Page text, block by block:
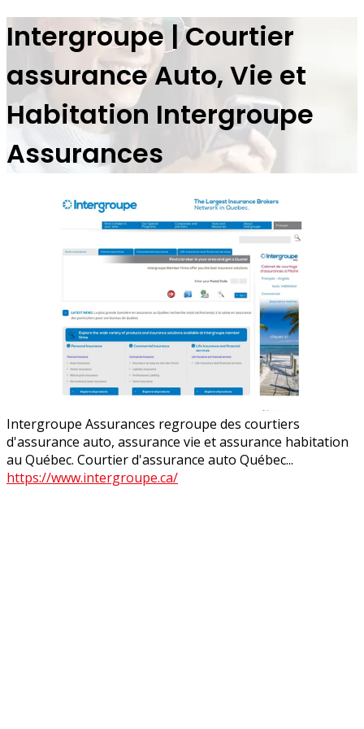
Intergroupe | Courtier
assurance Auto, Vie et
Habitation Intergroupe
Assurances
Intergroupe Assurances regroupe des courtiers
d'assurance auto, assurance vie et assurance habitation
au Québec. Courtier d'assurance auto Québec...
https://www.intergroupe.ca/